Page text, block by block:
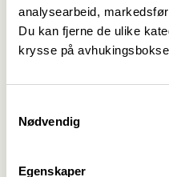
analysearbeid,
Du kan fjerne de ulike
krysse på
Nødvendig
Egenskaper
men noen utgifter kan
Hvis utdanningen er
kan en få et ekstra